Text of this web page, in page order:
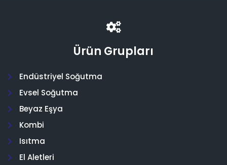
Ürün Grupları
Endüstriyel Soğutma
Evsel Soğutma
Beyaz Eşya
Kombi
Isıtma
El Aletleri